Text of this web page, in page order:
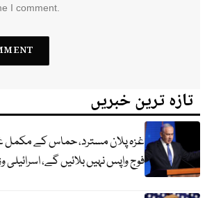
I comment.
تازہ ترین خبریں
غزہ پلان مسترد، حماس کے
فوج واپس نہیں بلائیں گے، اسرائیلی